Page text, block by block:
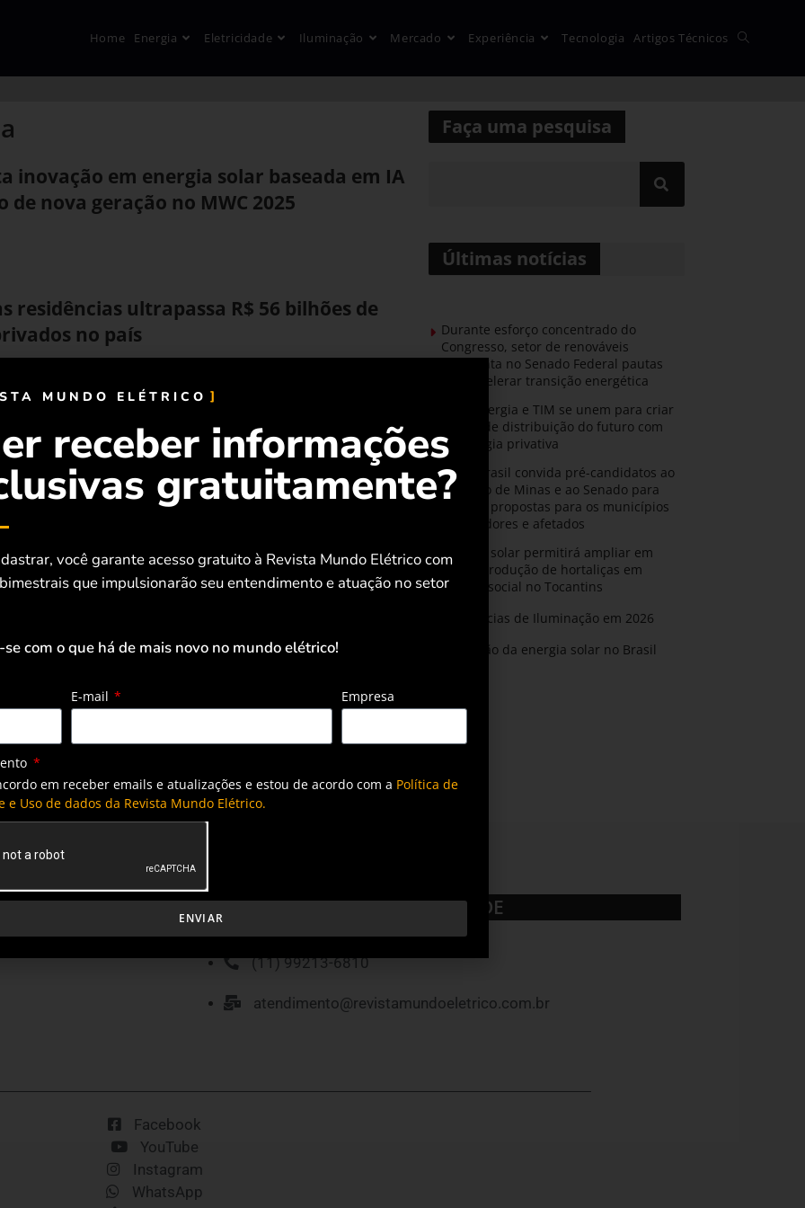
Home Energia Eletricidade Iluminação Mercado Experiência Tecnologia Artigos Técnicos
inovação em energia solar baseada em IA
de nova geração no MWC 2025
residências ultrapassa R$ 56 bilhões de
no país
de energia solar atinge 23 gigawatts e
de unidades consumidoras atendidas
Faça uma pesquisa
Últimas notícias
Durante esforço concentrado do
Congresso, setor de renováveis
apresenta no Senado Federal pautas
para acelerar transição energética
CPFL Energia e TIM se unem para criar
a rede de distribuição do futuro com
tecnologia privativa
AMIG Brasil convida pré-candidatos ao
Governo de Minas e ao Senado para
discutir propostas para os municípios
mineradores e afetados
Energia solar permitirá ampliar em
25% a produção de hortaliças em
projeto social no Tocantins
Tendências de Iluminação em 2026
Expansão da energia solar no Brasil
KIT PUBLICIDADE
(11) 99213-6810
atendimento@revistamundoeletrico.com.br
Facebook
YouTube
Instagram
WhatsApp
MUNDO ELÉTRICO
receber informações
gratuitamente?
você garante acesso gratuito à Revista Mundo Elétrico com
que impulsionarão seu entendimento e atuação no setor
se com o que há de mais novo no mundo elétrico!
E-mail Empresa
em receber emails e atualizações e estou de acordo com a Política de
e Uso de dados da Revista Mundo Elétrico.
ENVIAR